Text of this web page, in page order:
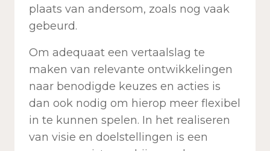
plaats van andersom, zoals nog vaak
gebeurd.
Om adequaat een vertaalslag te
maken van relevante ontwikkelingen
naar benodigde keuzes en acties is
dan ook nodig om hierop meer flexibel
in te kunnen spelen. In het realiseren
van visie en doelstellingen is een